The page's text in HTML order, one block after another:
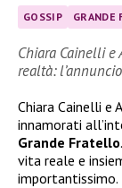
GOSSIP GRANDE
Chiara Cainelli e
realtà: l’annuncio
Chiara Cainelli e
innamorati
Grande Fratello
vita reale e
importantissimo.